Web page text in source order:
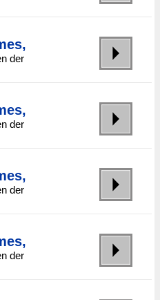
der
der
der
der